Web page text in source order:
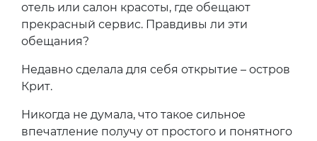
отель или салон красоты, где обещают
прекрасный сервис. Правдивы ли эти
обещания?
Недавно сделала для себя открытие – остров
Крит.
Никогда не думала, что такое сильное
впечатление получу от простого и понятного